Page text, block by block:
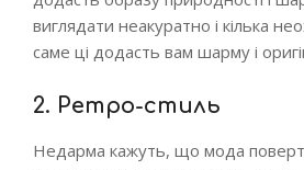
виглядати неакуратно і кілька
саме ці додасть вам шарму і
2. Ретро-стиль
Недарма кажуть, що мода